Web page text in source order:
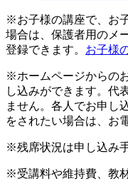
※お子様の講座で、お
場合は、保護者用のメ
登録できます。 お子様
※ホームページからの
し込みができます。代
ません。各人でお申し
をされたい場合は、お
※残席状況は申し込み
※受講料や維持費、教